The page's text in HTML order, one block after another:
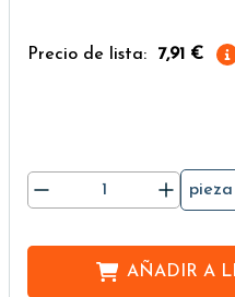
Precio de lista: 7,91 €
pieza
AÑADIR A